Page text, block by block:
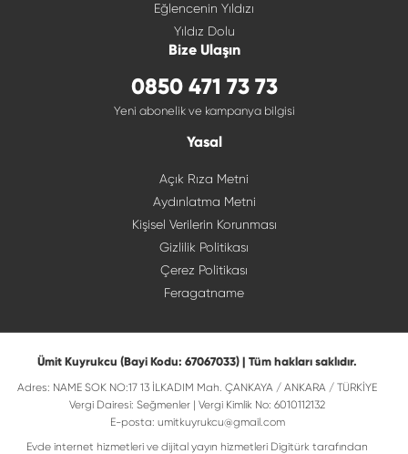
Eğlencenin Yıldızı
Yıldız Dolu
Bize Ulaşın
0850 471 73 73
Yeni abonelik ve kampanya bilgisi
Yasal
Açık Rıza Metni
Aydınlatma Metni
Kişisel Verilerin Korunması
Gizlilik Politikası
Çerez Politikası
Feragatname
Ümit Kuyrukcu (Bayi Kodu: 67067033) | Tüm hakları saklıdır.
Adres: NAME SOK NO:17 13 İLKADIM Mah. ÇANKAYA / ANKARA / TÜRKİYE
Vergi Dairesi: Seğmenler | Vergi Kimlik No: 6010112132
E-posta: umitkuyrukcu@gmail.com
Evde internet hizmetleri ve dijital yayın hizmetleri Digitürk tarafından